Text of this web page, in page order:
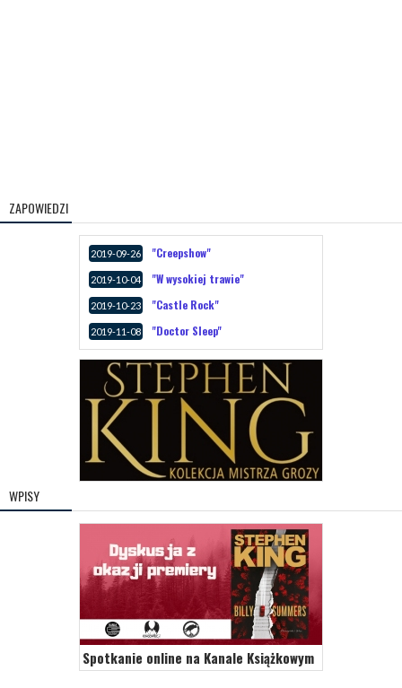
ZAPOWIEDZI
2019-09-26 "Creepshow"
2019-10-04 "W wysokiej trawie"
2019-10-23 "Castle Rock"
2019-11-08 "Doctor Sleep"
WPISY
Spotkanie online na Kanale Książkowym